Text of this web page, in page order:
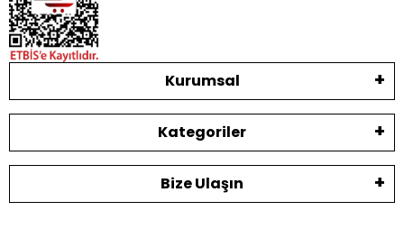
Kurumsal
Kategoriler
Bize Ulaşın